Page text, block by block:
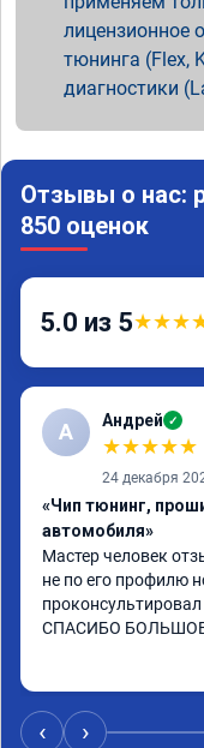
лицензионное
тюнинга (Flex,
диагностики
Отзывы о нас:
850 оценок
5.0 из 5★★★
А Андрей ✓
★★★★★
24 декабря
«Чип тюнинг,
автомобиля»
Мастер человек
не по его профилю
СПАСИБО БОЛЬШОЕ.
‹ ›